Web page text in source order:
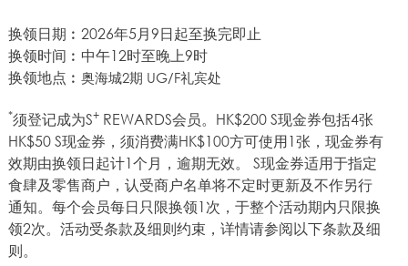
换领日期︰2026年5月9日起至换完即止
换领时间︰中午12时至晚上9时
换领地点︰ 奥海城2期 UG/F礼宾处
*须登记成为S+ REWARDS会员。HK$200 S现金券包括4张
HK$50 S现金券，须消费满HK$100方可使用1张，现金券有
效期由换领日起计1个月，逾期无效。 S现金券适用于指定
食肆及零售商户，认受商户名单将不定时更新及不作另行
通知。每个会员每日只限换领1次，于整个活动期内只限换
领2次。活动受条款及细则约束，详情请参阅以下条款及细
则。